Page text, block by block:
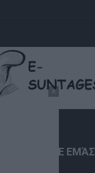
ΣΧΕΤΙΚΆ ΜΕ ΕΜΆΣ